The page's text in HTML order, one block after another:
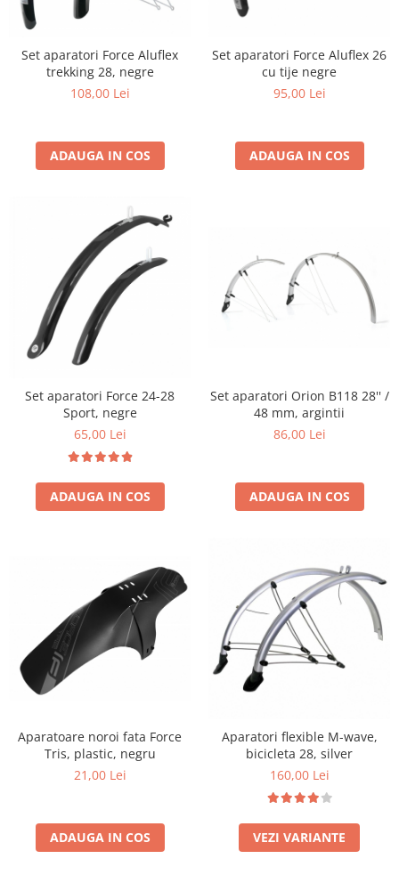
Reflectorizante
Roti ajutatoare
Suporturi auto
Lanturi
Manete schimbator
Mansoane & Ghidoline
Pinioane
Pipe
Saboti si placute
Schimbatoare fata
Schimbatoare si accesorii
Tije
Set aparatori Force Aluflex
trekking 28, negre
108,00 Lei
ADAUGA IN COS
Set aparatori Force Aluflex 26
cu tije negre
95,00 Lei
ADAUGA IN COS
Set aparatori Force 24-28
Sport, negre
65,00 Lei
ADAUGA IN COS
Set aparatori Orion B118 28'' /
48 mm, argintii
86,00 Lei
ADAUGA IN COS
Aparatoare noroi fata Force
Tris, plastic, negru
21,00 Lei
ADAUGA IN COS
Aparatori flexible M-wave,
bicicleta 28, silver
160,00 Lei
VEZI VARIANTE